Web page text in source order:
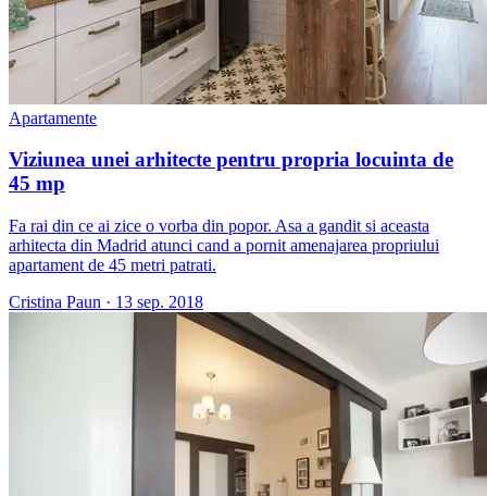
Apartamente
Viziunea unei arhitecte pentru propria locuinta de
45 mp
Fa rai din ce ai zice o vorba din popor. Asa a gandit si aceasta
arhitecta din Madrid atunci cand a pornit amenajarea propriului
apartament de 45 metri patrati.
Cristina Paun · 13 sep. 2018